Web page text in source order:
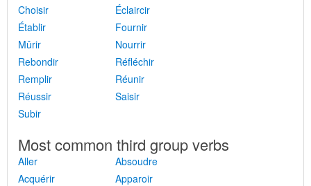
Choisir
Éclaircir
Établir
Fournir
Mûrir
Nourrir
Rebondir
Réfléchir
Remplir
Réunir
Réussir
Saisir
Subir
Most common third group verbs
Aller
Absoudre
Acquérir
Apparoir